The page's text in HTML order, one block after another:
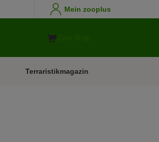
Mein zooplus
Terraristikmagazin